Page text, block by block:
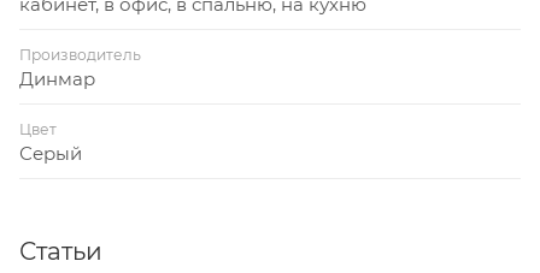
Производитель
Динмар
Цвет
Серый
Статьи